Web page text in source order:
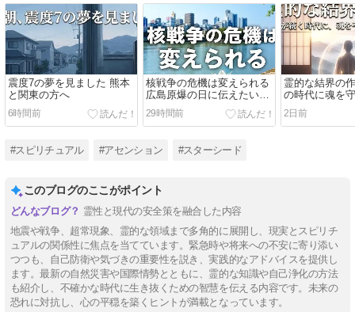
震度7の夢を見ました 熊本
と関東の方へ
6時間前
核戦争の危機は変えられる
広島原爆の日に伝えたいこ
と
29時間前
霊的な結界の
の時代に魂を
2日前
#スピリチュアル #アセンション #スターシード
このブログのここがポイント
霊性と現代の安全策を融合した内容
地震や戦争、超常現象、霊的な領域まで多角的に展開し、現実とスピリチ
ュアルの関係性に焦点を当てています。緊急時や将来への不安に寄り添い
つつも、自己防衛や気づきの重要性を説き、実践的なアドバイスを提供し
ます。最新の自然災害や国際情勢とともに、霊的な知識や自己浄化の方法
も紹介し、不確かな時代に生き抜くための智慧を伝える内容です。未来の
恐れに対抗し、心の平穏を築くヒントが満載となっています。